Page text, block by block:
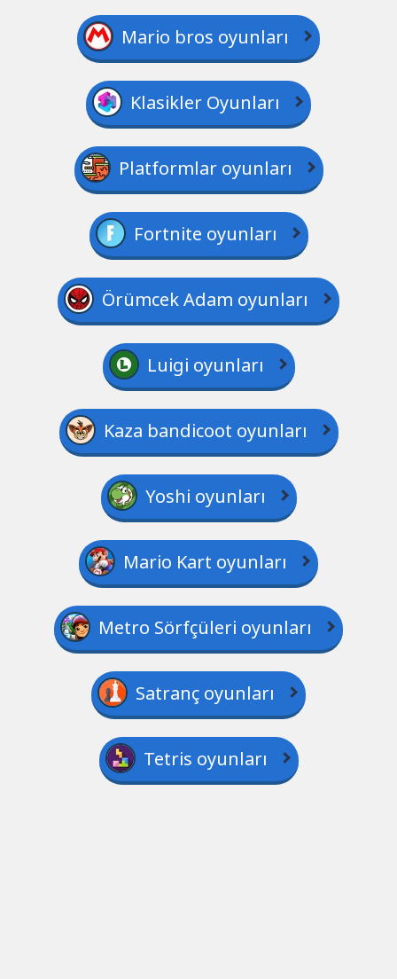
Mario bros oyunları
Klasikler Oyunları
Platformlar oyunları
Fortnite oyunları
Örümcek Adam oyunları
Luigi oyunları
Kaza bandicoot oyunları
Yoshi oyunları
Mario Kart oyunları
Metro Sörfçüleri oyunları
Satranç oyunları
Tetris oyunları